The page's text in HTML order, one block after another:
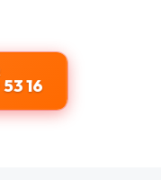
16